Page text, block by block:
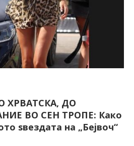
ХРВАТСКА, ДО
ВО СЕН ТРОПЕ: Како
ѕвездата на „Бејвоч“